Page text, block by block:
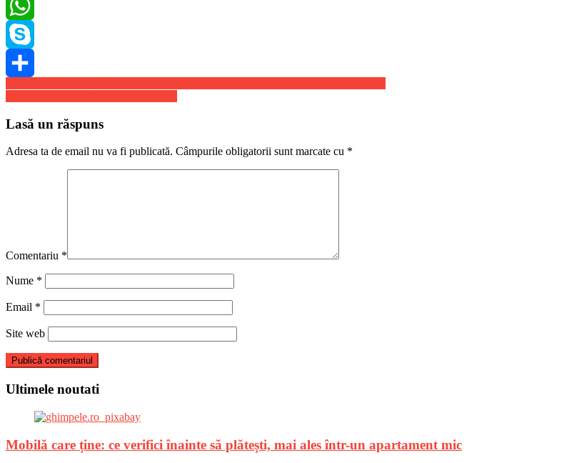
LinkedIn
WhatsApp
Skype
Share
Navigare
în
articole
Lasă un răspuns
Adresa ta de email nu va fi publicată. Câmpurile obligatorii sunt marcate cu *
Comentariu *
Nume *
Email *
Site web
Ultimele noutati
Mobilă care ține: ce verifici înainte să plătești, mai ales într-un apartament mic